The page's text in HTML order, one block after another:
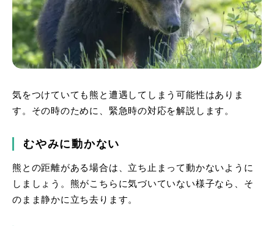
気をつけていても熊と遭遇してしまう可能性はありま
す。その時のために、緊急時の対応を解説します。
むやみに動かない
熊との距離がある場合は、立ち止まって動かないように
しましょう。熊がこちらに気づいていない様子なら、そ
のまま静かに立ち去ります。